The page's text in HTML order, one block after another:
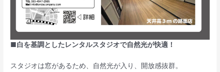
■白を基調としたレンタルスタジオで自然光が快適！
スタジオは窓があるため、自然光が入り、開放感抜群。